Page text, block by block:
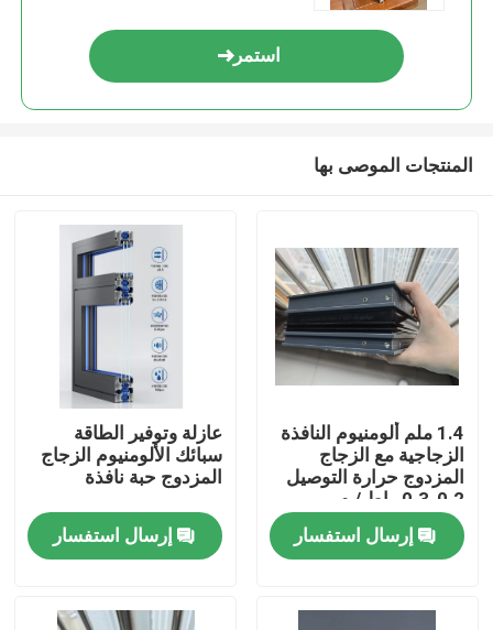
بيت
منتجات
استمر
المنتجات الموصى بها
1.4 ملم ألومنيوم النافذة
الزجاجية مع الزجاج
المزدوج حرارة التوصيل
0.2-0.3 واط / م
إرسال استفسار
عازلة وتوفير الطاقة
سبائك الألومنيوم الزجاج
المزدوج حبة نافذة
إرسال استفسار